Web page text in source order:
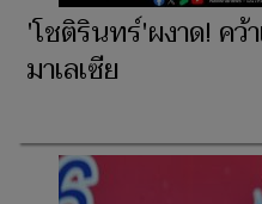
'โชติรินทร์'ผงาด! ค
มาเลเซีย